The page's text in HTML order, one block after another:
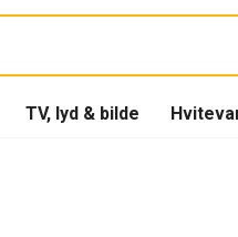
TV, lyd & bilde